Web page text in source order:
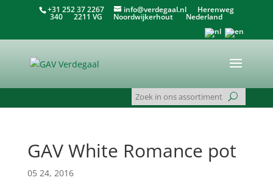
+31 252 37 2267 info@verdegaal.nlHerenweg
340 2211 VG Noordwijkerhout Nederland
GAV White Romance pot
05 24, 2016